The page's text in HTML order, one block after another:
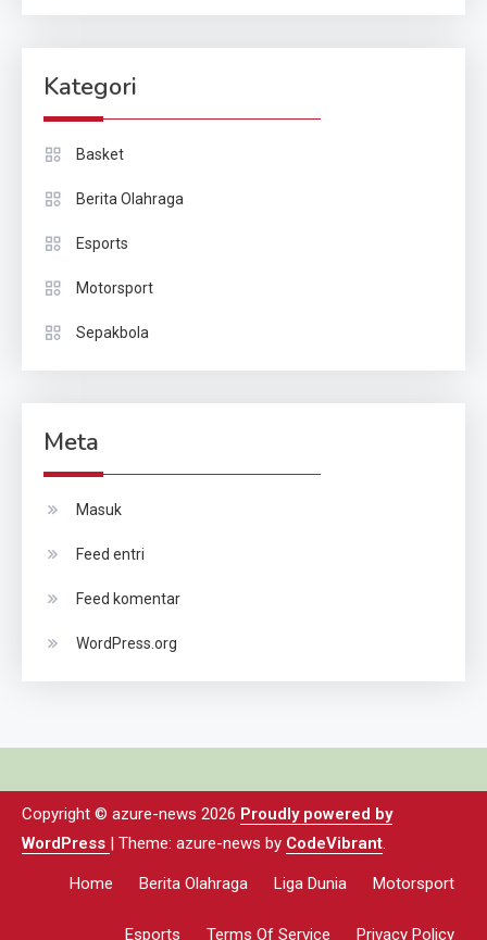
Kategori
Basket
Berita Olahraga
Esports
Motorsport
Sepakbola
Meta
Masuk
Feed entri
Feed komentar
WordPress.org
Copyright © azure-news 2026 Proudly powered by
WordPress | Theme: azure-news by CodeVibrant
Home Berita Olahraga Liga Dunia Motorsport
Esports Terms Of Service Privacy Policy